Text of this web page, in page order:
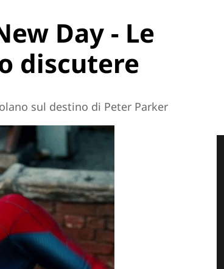
Day - Le
discutere
sul destino di Peter Parker